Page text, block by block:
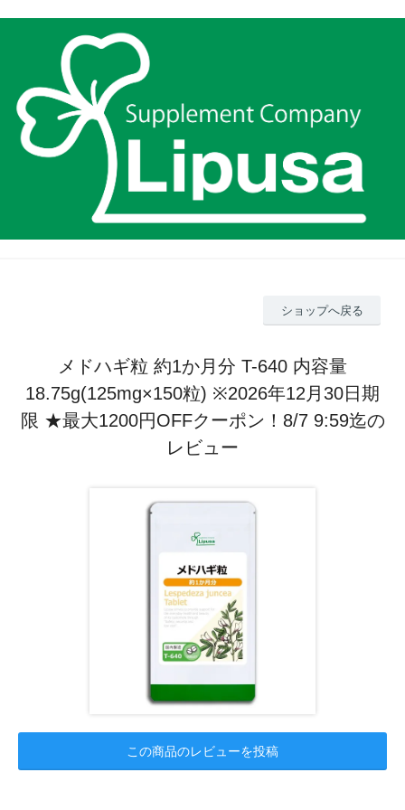
ショップへ戻る
メドハギ粒 約1か月分 T-640 内容量
18.75g(125mg×150粒) ※2026年12月30日期
限 ★最大1200円OFFクーポン！8/7 9:59迄の
レビュー
この商品のレビューを投稿